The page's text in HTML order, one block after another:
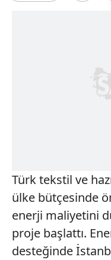
Türk tekstil ve
ülke bütçesinde
enerji maliyetini
proje başlattı.
desteğinde